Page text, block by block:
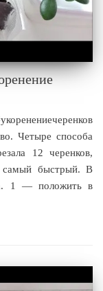
Четыре способа
12 черенков,
самый быстрый. В
1 — положить в